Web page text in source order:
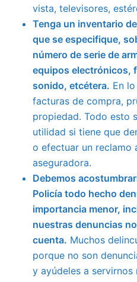
vista, televisores,
Tenga un inventario
que se especifique,
número de serie de
equipos electrónicos,
sonido, etcétera. En
facturas de compra,
propiedad. Todo esto
utilidad si tiene que
o efectuar un reclamo
aseguradora.
Debemos
Policía todo hecho
importancia menor,
nuestras denuncias
cuenta. Muchos
porque no son
y ayúdeles a servirnos